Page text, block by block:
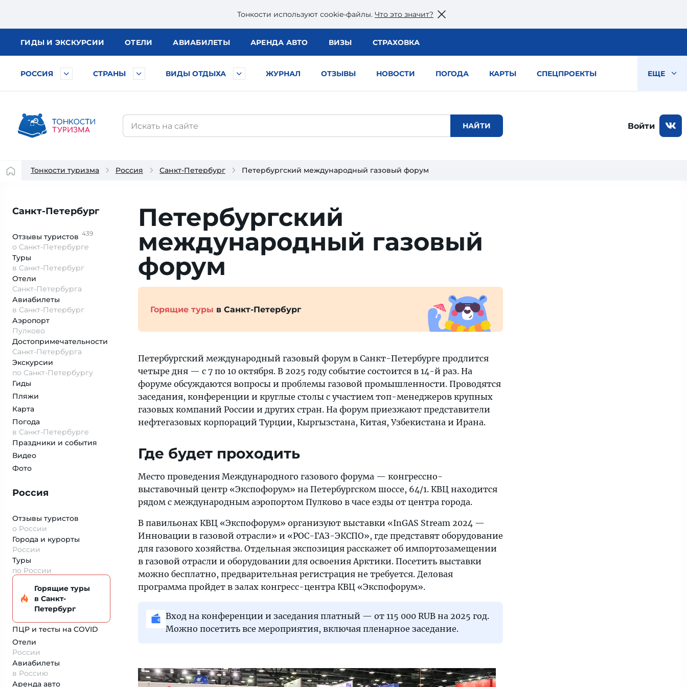
Тонкости используют сookie-файлы. Что это значит?
ГИДЫ И ЭКСКУРСИИ ОТЕЛИ АВИАБИЛЕТЫ АРЕНДА АВТО ВИЗЫ СТРАХОВКА
РОССИЯ СТРАНЫ ВИДЫ ОТДЫХА ЖУРНАЛ ОТЗЫВЫ НОВОСТИ ПОГОДА КАРТЫ СПЕЦПРОЕКТЫ ЕЩЕ
Войти
Тонкости туризма Россия Санкт-Петербург Петербургский международный газовый форум
Санкт-Петербург
Отзывы туристов 439
о Санкт-Петербурге
Туры
в Санкт-Петербург
Отели
Санкт-Петербурга
Авиабилеты
в Санкт-Петербург
Аэропорт
Пулково
Достопримеча­тельности
Санкт-Петербурга
Экскурсии
по Санкт-Петербургу
Гиды
Пляжи
Карта
Погода
в Санкт-Петербурге
Праздники и события
Видео
Фото
Россия
Отзывы туристов
о России
Города и курорты
России
Туры
по России
Горящие туры
в Санкт-
Петербург
ПЦР и тесты на COVID
Отели
России
Авиабилеты
в Россию
Аренда авто
Петербургский
международный газовый
форум
Горящие туры в Санкт-Петербург
Петербургский международный газовый форум в Санкт-Петербурге продлится
четыре дня — с 7 по 10 октября. В 2025 году событие состоится в 14-й раз. На
форуме обсуждаются вопросы и проблемы газовой промышленности. Проводятся
заседания, конференции и круглые столы с участием топ-менеджеров крупных
газовых компаний России и других стран. На форум приезжают представители
нефтегазовых корпораций Турции, Кыргызстана, Китая, Узбекистана и Ирана.
Где будет проходить
Место проведения Международного газового форума — конгрессно-
выставочный центр «Экспофорум» на Петербургском шоссе, 64/1. КВЦ находится
рядом с международным аэропортом Пулково в часе езды от центра города.
В павильонах КВЦ «Экспофорум» организуют выставки «InGAS Stream 2024 —
Инновации в газовой отрасли» и «РОС-ГАЗ-ЭКСПО», где представят оборудование
для газового хозяйства. Отдельная экспозиция расскажет об импортозамещении
в газовой отрасли и оборудовании для освоения Арктики. Посетить выставки
можно бесплатно, предварительная регистрация не требуется. Деловая
программа пройдет в залах конгресс-центра КВЦ «Экспофорум».
Вход на конференции и заседания платный — от 115 000 RUB на 2025 год.
Можно посетить все мероприятия, включая пленарное заседание.